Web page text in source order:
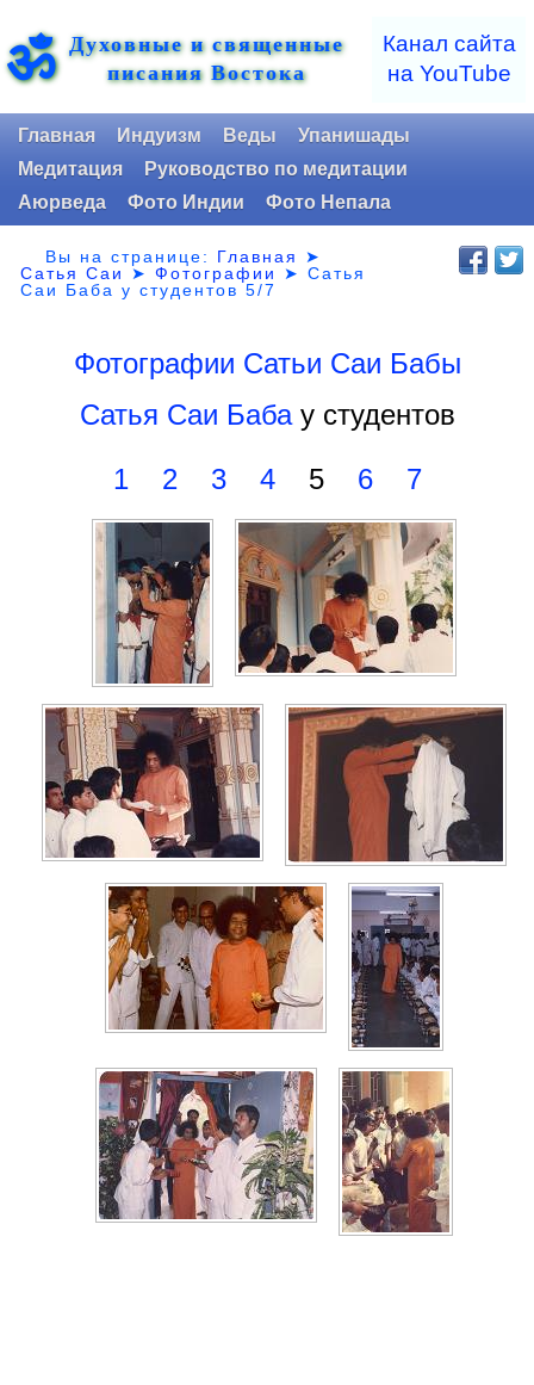
ॐ Духовные и священные
писания Востока
Канал сайта
на YouTube
Главная Индуизм Веды
Упанишады
Медитация
Руководство по медитации
Аюрведа
Фото Индии Фото Непала
Вы на странице: Главная
➤
Сатья Саи
➤Фотографии ➤Сатья
Саи Баба у студентов 5/7
Фотографии Сатьи Саи Бабы
Сатья Саи Бабау студентов
1
2 3 45 6 7